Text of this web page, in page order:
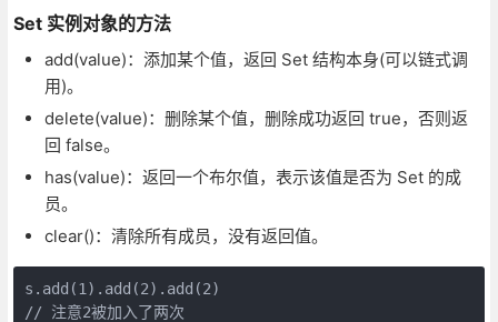
Set 实例对象的方法
add(value)：添加某个值，返回 Set 结构本身(可以链式调
用)。
delete(value)：删除某个值，删除成功返回 true，否则返
回 false。
has(value)：返回一个布尔值，表示该值是否为 Set 的成
员。
clear()：清除所有成员，没有返回值。
s.add(1).add(2).add(2)
// 注意2被加入了两次